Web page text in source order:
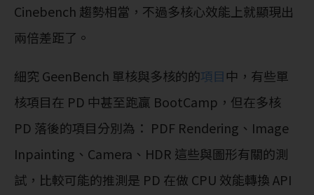
Cinebench 趨勢相當，不過多核心效能上就顯現出
兩倍差距了。
細究 GeenBench 單核與多核的的項目中，有些單
核項目在 PD 中甚至跑贏 BootCamp，但在多核
PD 落後的項目分別為： PDF Rendering、Image
Inpainting、Camera、HDR 這些與圖形有關的測
試，比較可能的推測是 PD 在做 CPU 效能轉換 API